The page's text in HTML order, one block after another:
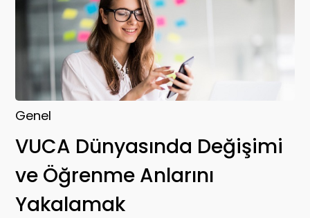
Genel
VUCA Dünyasında Değişimi
ve Öğrenme Anlarını
Yakalamak